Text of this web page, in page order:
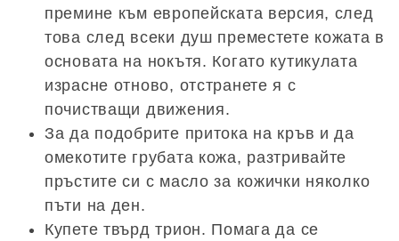
премине към европейската версия, след
това след всеки душ преместете кожата в
основата на нокътя. Когато кутикулата
израсне отново, отстранете я с
почистващи движения.
За да подобрите притока на кръв и да
омекотите грубата кожа, разтривайте
пръстите си с масло за кожички няколко
пъти на ден.
Купете твърд трион. Помага да се